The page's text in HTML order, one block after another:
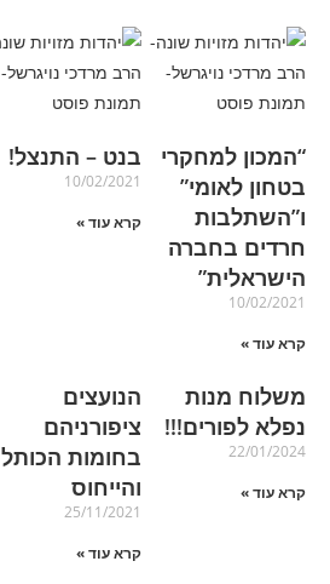
“המכון למחקרי
בטחון לאומי”
ו”השתלבות
חרדים בחברה
הישראלית”
10/02/2021
קרא עוד »
בנט – התנצל!
10/02/2021
קרא עוד »
משלוח מנות
נפלא לפורים!!!
22/01/2024
קרא עוד »
הנועצים
ציפורניהם
בחומות הכותל
והייחוס
25/11/2021
קרא עוד »